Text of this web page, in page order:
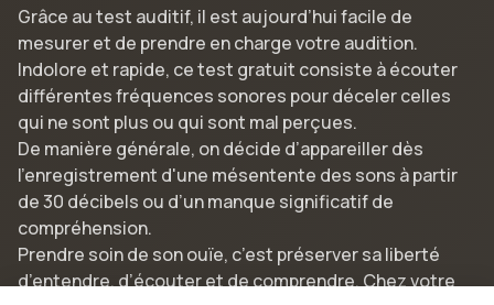
Grâce au test auditif, il est aujourd’hui facile de
mesurer et de prendre en charge votre audition.
Indolore et rapide, ce test gratuit consiste à écouter
différentes fréquences sonores pour déceler celles
qui ne sont plus ou qui sont mal perçues.
De manière générale, on décide d’appareiller dès
l’enregistrement d'une mésentente des sons à partir
de 30 décibels ou d’un manque significatif de
compréhension.
Prendre soin de son ouïe, c’est préserver sa liberté
d’entendre, d’écouter et de comprendre. Chez votre